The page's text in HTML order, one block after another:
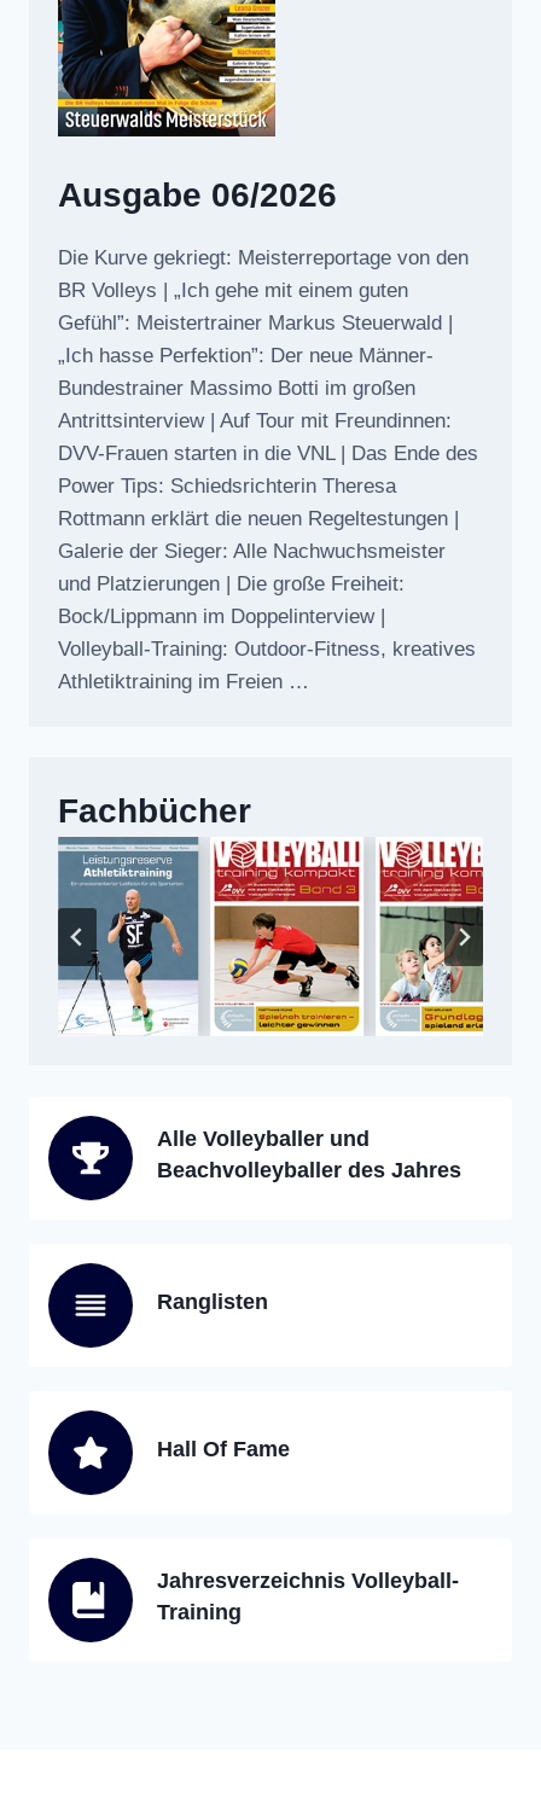
Ausgabe 06/2026
Die Kurve gekriegt: Meisterreportage von den
BR Volleys | „Ich gehe mit einem guten
Gefühl”: Meistertrainer Markus Steuerwald |
„Ich hasse Perfektion”: Der neue Männer-
Bundestrainer Massimo Botti im großen
Antrittsinterview | Auf Tour mit Freundinnen:
DVV-Frauen starten in die VNL | Das Ende des
Power Tips: Schiedsrichterin Theresa
Rottmann erklärt die neuen Regeltestungen |
Galerie der Sieger: Alle Nachwuchsmeister
und Platzierungen | Die große Freiheit:
Bock/Lippmann im Doppelinterview |
Volleyball-Training: Outdoor-Fitness, kreatives
Athletiktraining im Freien …
Fachbücher
Alle Volleyballer und
Beachvolleyballer des Jahres
Ranglisten
Hall Of Fame
Jahresverzeichnis Volleyball-
Training